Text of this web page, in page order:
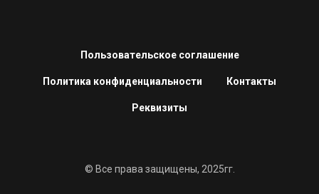
Пользовательское соглашение
Политика конфиденциальности Контакты
Реквизиты
© Все права защищены, 2025гг.